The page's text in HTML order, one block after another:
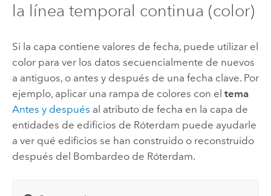
la línea temporal continua (color)
Si la capa contiene valores de fecha, puede utilizar el
color para ver los datos secuencialmente de nuevos
a antiguos, o antes y después de una fecha clave. Por
ejemplo, aplicar una rampa de colores con el tema
Antes y después al atributo de fecha en la capa de
entidades de edificios de Róterdam puede ayudarle
a ver qué edificios se han construido o reconstruido
después del Bombardeo de Róterdam.